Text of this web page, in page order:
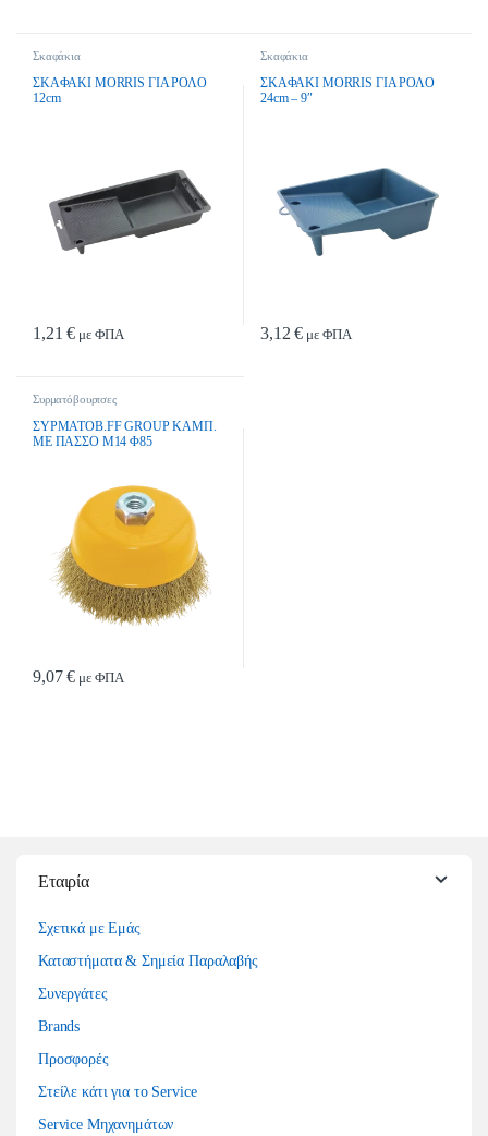
Σκαφάκια
ΣΚΑΦΑΚΙ MORRIS ΓΙΑ ΡΟΛΟ
12cm
1,21€ με ΦΠΑ
Σκαφάκια
ΣΚΑΦΑΚΙ MORRIS ΓΙΑ ΡΟΛΟ
24cm – 9″
3,12€ με ΦΠΑ
Συρματόβουρτσες
ΣΥΡΜΑΤΟΒ.FF GROUP ΚΑΜΠ.
ΜΕ ΠΑΣΣΟ Μ14 Φ85
9,07€ με ΦΠΑ
Εταιρία
Σχετικά με Εμάς
Καταστήματα & Σημεία Παραλαβής
Συνεργάτες
Brands
Προσφορές
Στείλε κάτι για το Service
Service Μηχανημάτων